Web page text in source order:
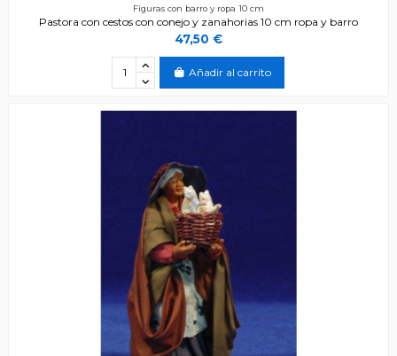
Figuras con barro y ropa 10 cm
Pastora con cestos con conejo y zanahorias 10 cm ropa y barro
47,50 €
Añadir al carrito